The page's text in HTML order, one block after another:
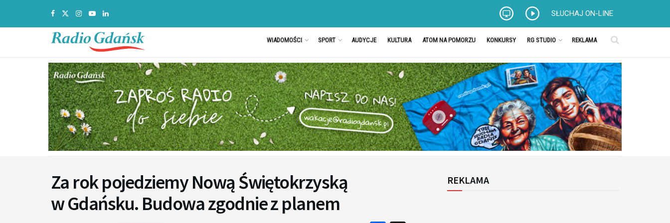
SŁUCHAJ ON-LINE
WIADOMOŚCI SPORT AUDYCJE KULTURA ATOM NA POMORZU KONKURSY RG STUDIO REKLAMA
Za rok pojedziemy Nową Świętokrzyską
w Gdańsku. Budowa zgodnie z planem
REKLAMA